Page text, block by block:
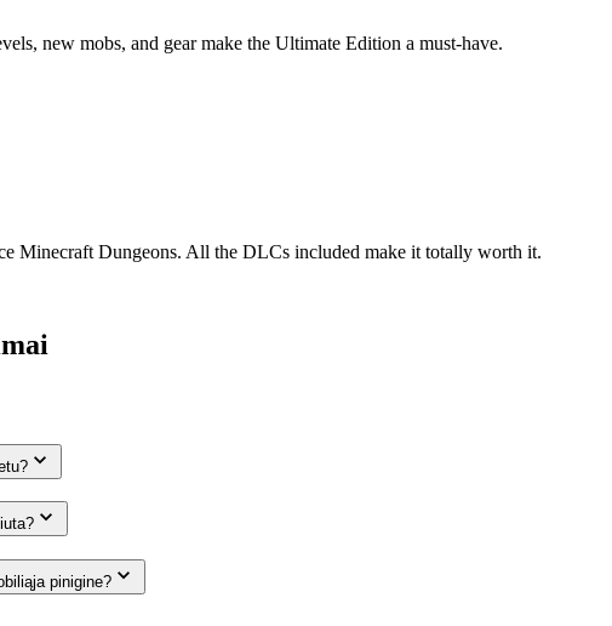
new mobs, and gear make the Ultimate Edition a must-have.
Minecraft Dungeons. All the DLCs included make it totally worth it.
pinigine?